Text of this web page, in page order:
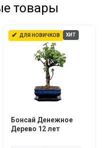
товары
✔ ДЛЯ НОВИЧКОВ ХИТ
Бонсай Денежное
Дерево 12 лет